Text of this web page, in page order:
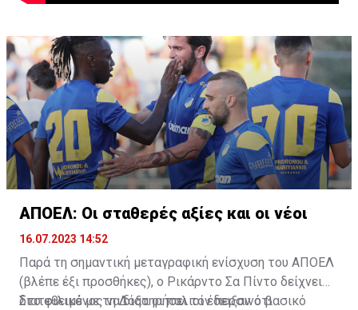
ΑΠΟΕΛ: Οι σταθερές αξίες και οι νέοι
16.07.2023 14:52
Παρά τη σημαντική μεταγραφική ενίσχυση του ΑΠΟΕΛ
(βλέπε έξι προσθήκες), ο Ρικάρντο Σα Πίντο δείχνει
διατεθειμένος να διατηρήσει τον περσινό βασικό
Στο φιλικό με τη Δόξα οι παλιοί έδειξαν ότι